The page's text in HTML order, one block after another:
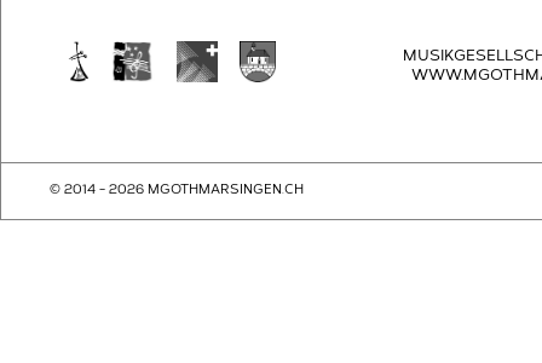
© 2014 - 2026 MGOTHMARSINGEN.CH